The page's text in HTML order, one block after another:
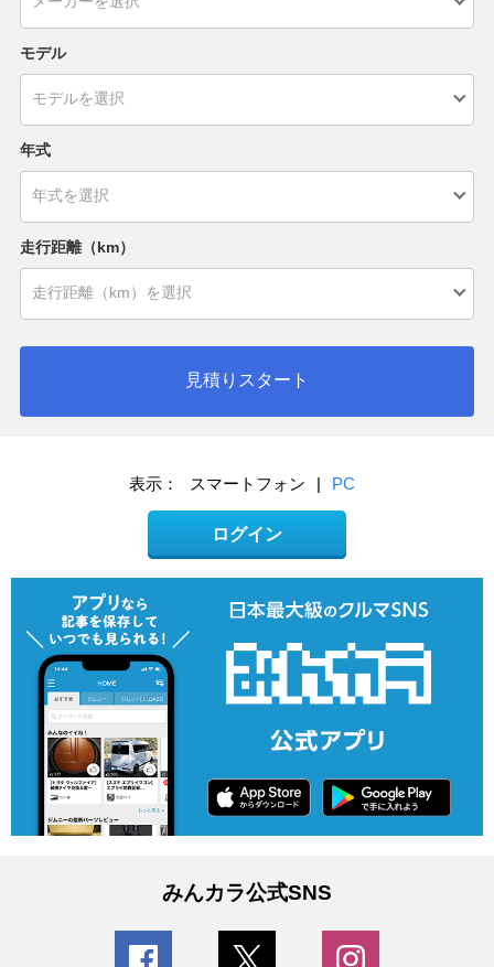
モデル
年式
走行距離（km）
見積りスタート
表示： スマートフォン | PC
ログイン
みんカラ公式SNS